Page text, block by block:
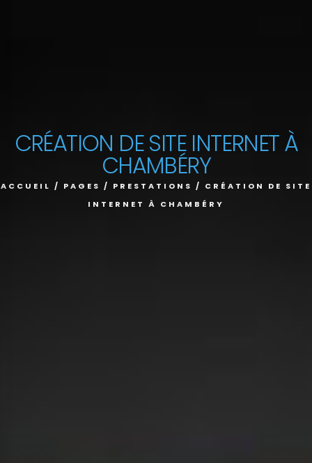
CRÉATION DE SITE INTERNET À
CHAMBÉRY
ACCUEIL / PAGES / PRESTATIONS / CRÉATION DE SITE
INTERNET À CHAMBÉRY